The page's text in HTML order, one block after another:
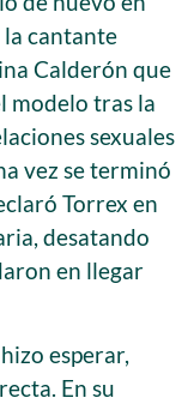
cantante
Calderón que
modelo tras la
sexuales
vez se terminó
Torrex en
desatando
en llegar
esperar,
En su